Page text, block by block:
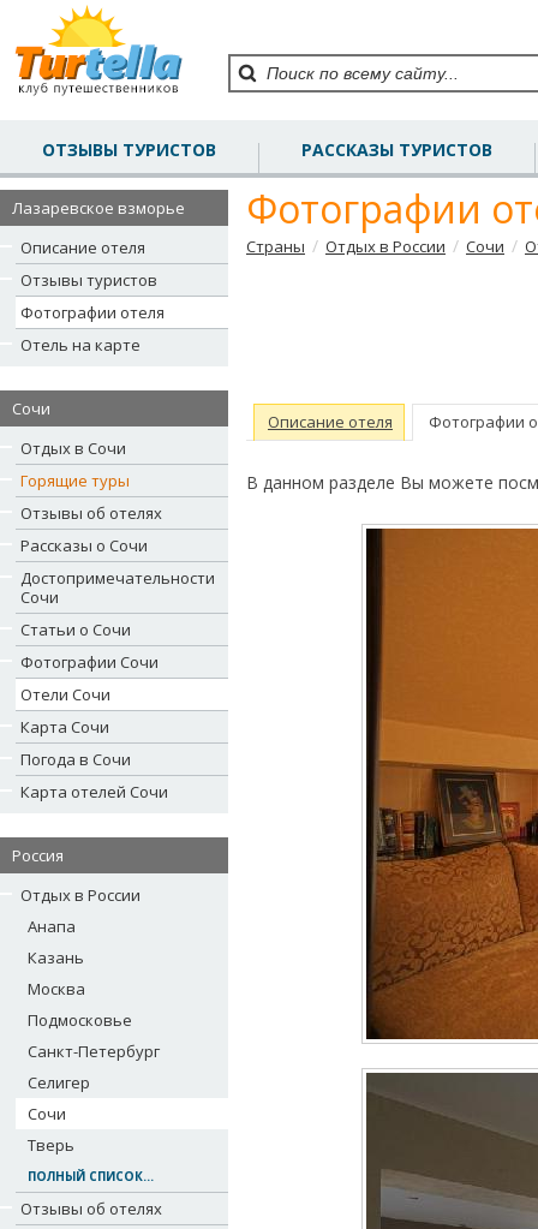
ОТЗЫВЫ ТУРИСТОВ РАССКАЗЫ ТУРИСТОВ
Лазаревское взморье
Описание отеля
Отзывы туристов
Фотографии отеля
Отель на карте
Сочи
Отдых в Сочи
Горящие туры
Отзывы об отелях
Рассказы о Сочи
Достопримечательности
Сочи
Статьи о Сочи
Фотографии Сочи
Отели Сочи
Карта Сочи
Погода в Сочи
Карта отелей Сочи
Россия
Отдых в России
Анапа
Казань
Москва
Подмосковье
Санкт-Петербург
Селигер
Сочи
Тверь
ПОЛНЫЙ СПИСОК...
Отзывы об отелях
Фотографии
Страны / Отдых в России / Сочи /
Описание отеля Фотографии
В данном разделе Вы можете